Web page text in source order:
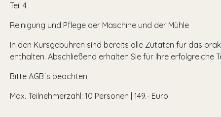
Teil 4
Reinigung und Pflege der Maschine und der Mühle
In den Kursgebühren sind bereits alle Zutaten für das
enthalten. Abschließend erhalten Sie für Ihre erfolgreiche
Bitte AGB´s beachten
Max. Teilnehmerzahl: 10 Personen | 149.- Euro